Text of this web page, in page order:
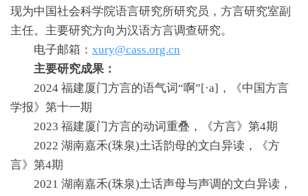
现为中国社会科学院语言研究所研究员，方言研究室副
主任。主要研究方向为汉语方言调查研究。
电子邮箱： xury@cass.org.cn
主要研究成果：
2024 福建厦门方言的语气词“啊”[·a]，《中国方言
学报》第十一期
2023 福建厦门方言的动词重叠，《方言》第4期
2022 湖南嘉禾(珠泉)土话韵母的文白异读，《方
言》第4期
2021 湖南嘉禾(珠泉)土话声母与声调的文白异读，